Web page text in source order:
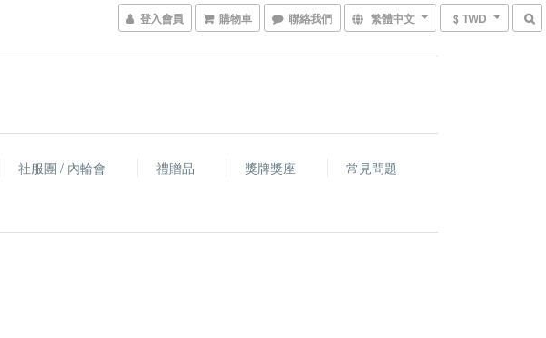
登入會員 購物車 聯絡我們 繁體中文 $ TWD
社服團 / 內輪會 禮贈品 獎牌獎座
常見問題